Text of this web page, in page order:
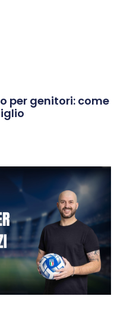
per genitori: come